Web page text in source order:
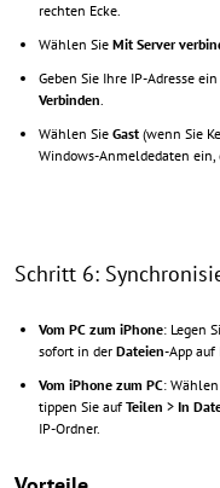
rechten Ecke.
Wählen Sie Mit Server
Geben Sie Ihre IP-Adresse
Verbinden.
Wählen Sie Gast (wenn Sie
Windows-Anmeldedaten ein,
Schritt 6:
Vom PC zum iPhone: Legen
sofort in der Dateien-App auf
Vom iPhone zum PC:
tippen Sie auf Teilen > In
IP-Ordner.